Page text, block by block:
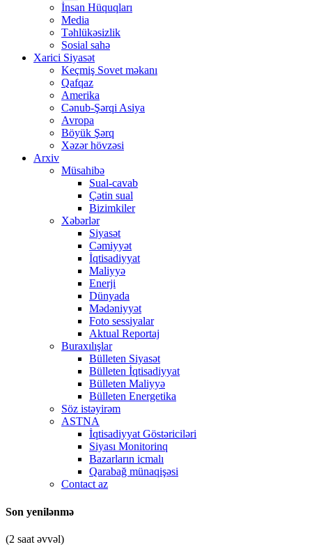
İnsan Hüquqları
Media
Təhlükəsizlik
Sosial sahə
Xarici Siyasət
Keçmiş Sovet məkanı
Qafqaz
Amerika
Cənub-Şərqi Asiya
Avropa
Böyük Şərq
Xəzər hövzəsi
Arxiv
Müsahibə
Sual-cavab
Çətin sual
Bizimkiler
Xəbərlər
Siyasət
Cəmiyyət
İqtisadiyyat
Maliyyə
Enerji
Dünyada
Mədəniyyət
Foto sessiyalar
Aktual Reportaj
Buraxılışlar
Bülleten Siyasət
Bülleten İqtisadiyyat
Bülleten Maliyyə
Bülleten Energetika
Söz istəyirəm
ASTNA
İqtisadiyyat Göstəriciləri
Siyası Monitorinq
Bazarların icmalı
Qarabağ münaqişəsi
Contact az
Son yenilənmə
(2 saat əvvəl)